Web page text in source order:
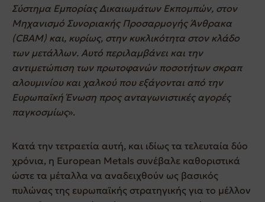
Σύστημα Εμπορίας Δικαιωμάτων Εκπομπών, στον
Μηχανισμό Συνοριακής Προσαρμογής Άνθρακα
(CBAM) και, κυρίως, στην κυκλικότητα στον κλάδο
των μετάλλων. Αυτό περιλαμβάνει και την
αντιμετώπιση των πρωτοφανών ποσοτήτων σκραπ
αλουμινίου και χαλκού που εξάγονται από την
Ευρωπαϊκή Ένωση προς ανταγωνιστικές αγορές
παγκοσμίως».
Κατά την τετραετία αυτή, και ιδίως τα τελευταία δύο
χρόνια, η European Metals συνέβαλε καθοριστικά
ώστε τα μέταλλα να αναδειχθούν ως βασικός
πυλώνας της ευρωπαϊκής στρατηγικής για το μέλλον